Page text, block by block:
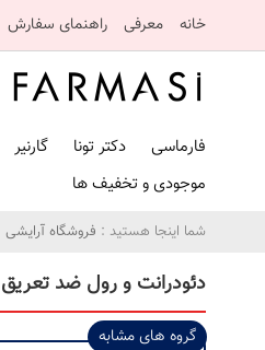
خانه معرفی راهنمای سفارش
فارماسی دکتر تونا گارنیر
موجودی و تخفیف ها
شما اینجا هستید : فروشگاه آرایشی
دئودرانت و رول ضد تعریق
گروه های مشابه